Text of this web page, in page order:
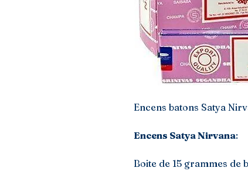
Encens batons Satya
Encens Satya Nirvana:
Boite de 15 grammes de